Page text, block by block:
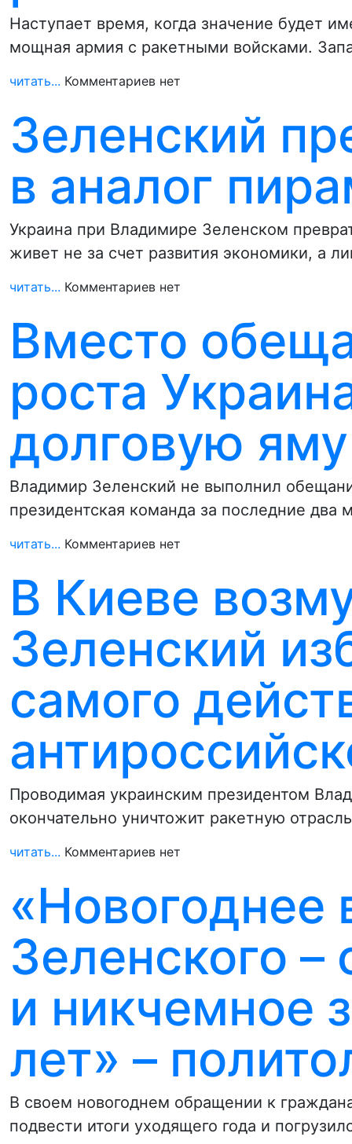
Наступает время, когда значение будет
мощная армия с ракетными войсками.
читать... Комментариев нет
Зеленский
в аналог
Украина при Владимире Зеленском
живет не за счет развития экономики, а
читать... Комментариев нет
Вместо
роста
долговую яму
Владимир Зеленский не выполнил
президентская команда за последние два
читать... Комментариев нет
В Киеве
Зеленский
самого
Проводимая украинским президентом
окончательно уничтожит ракетную
читать... Комментариев нет
«Новогоднее
Зеленского
и никчемное
лет» –
В своем новогоднем обращении к
подвести итоги уходящего года и